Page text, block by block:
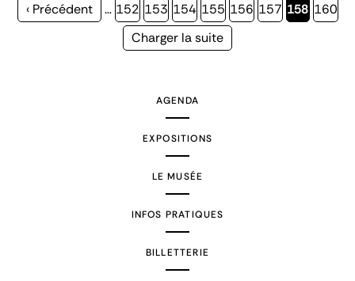
Page
‹ Précédent … Page
152 Page
153 Page
154 Page
155 Page
156 Page
157 Page
158 Page
160
Page
Charger la suite
AGENDA
EXPOSITIONS
LE MUSÉE
INFOS PRATIQUES
BILLETTERIE